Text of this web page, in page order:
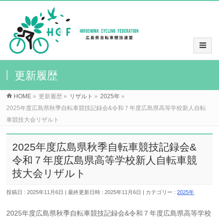
更新履歴
HOME » 更新履歴 » リザルト » 2025年 »
2025年度広島県秋季自転車競技記録会&令和７年度広島県高等学校新人自転
車競技大会リザルト
2025年度広島県秋季自転車競技記録会&
令和７年度広島県高等学校新人自転車競
技大会リザルト
投稿日 : 2025年11月6日 最終更新日時 : 2025年11月6日 カテゴリー :2025年
2025年度広島県秋季自転車競技記録会&令和７年度広島県高等学校